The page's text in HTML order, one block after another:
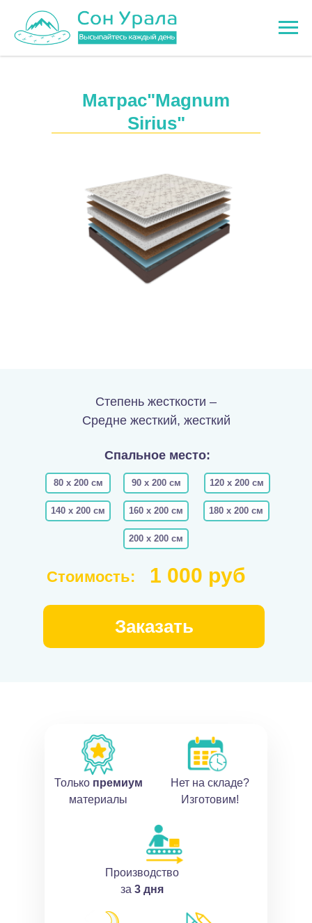
Матрас"Magnum
Sirius"
Степень жесткости –
Средне жесткий, жесткий
Заказать
1 000 руб
Стоимость:
Спальное место:
200 х 200 см
180 х 200 см
160 х 200 см
140 х 200 см
120 х 200 см
90 х 200 см
80 х 200 см
Производство
за 3 дня
Только премиум
материалы
Нет на складе?
Изготовим!